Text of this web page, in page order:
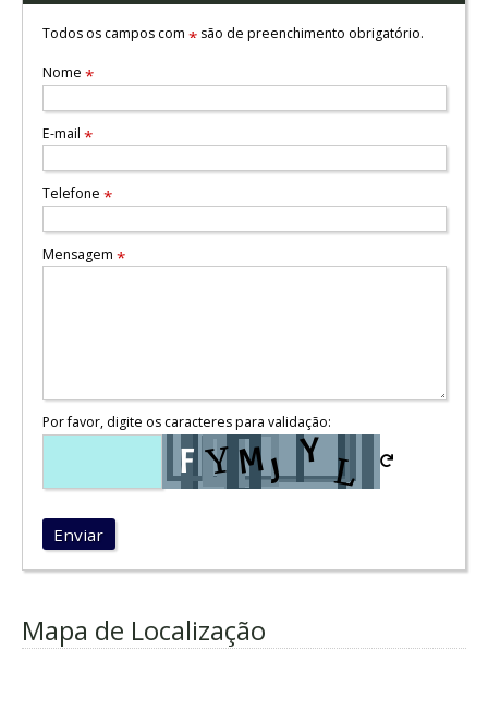
Todos os campos com *são de preenchimento obrigatório.
Nome *
E-mail *
Telefone *
Mensagem *
Por favor, digite os caracteres para validação:
Enviar
Mapa de Localização